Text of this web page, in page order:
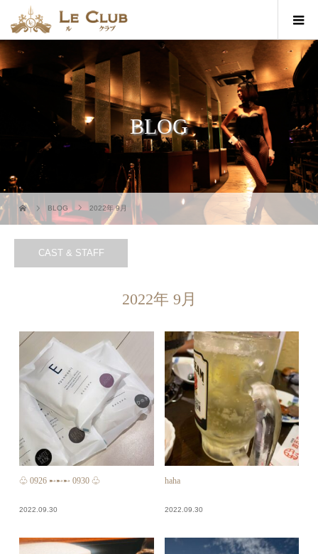
BLOG
BLOG 2022年 9月
CAST & STAFF
2022年 9月
♧ 0926 ➸➸➸ 0930 ♧
2022.09.30
haha
2022.09.30